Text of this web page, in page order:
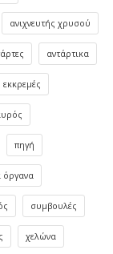
ανιχνευτής χρυσού
αντάρτικα
εκκρεμές
πηγή
όργανα
συμβουλές
χελώνα